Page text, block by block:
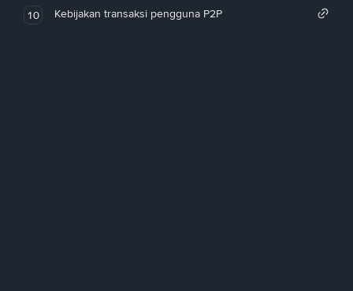
10 Kebijakan transaksi pengguna P2P